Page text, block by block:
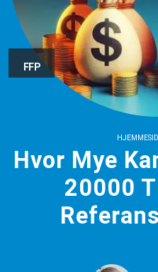
FFP
Hvor Mye
20000